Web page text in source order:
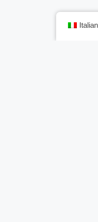
Italian